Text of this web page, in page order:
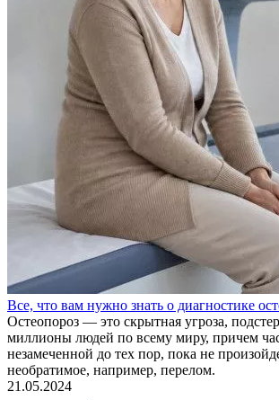
Все, что вам нужно знать о диагностике
Остеопороз — это скрытная угроза,
миллионы людей по всему миру, причем
незамеченной до тех пор, пока не
необратимое, например, перелом.
21.05.2024